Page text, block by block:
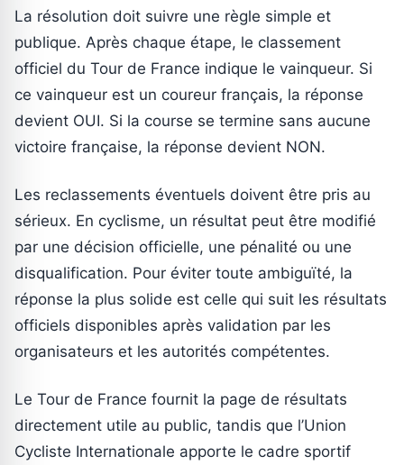
La résolution doit suivre une règle simple et
publique. Après chaque étape, le classement
officiel du Tour de France indique le vainqueur. Si
ce vainqueur est un coureur français, la réponse
devient OUI. Si la course se termine sans aucune
victoire française, la réponse devient NON.
Les reclassements éventuels doivent être pris au
sérieux. En cyclisme, un résultat peut être modifié
par une décision officielle, une pénalité ou une
disqualification. Pour éviter toute ambiguïté, la
réponse la plus solide est celle qui suit les résultats
officiels disponibles après validation par les
organisateurs et les autorités compétentes.
Le Tour de France fournit la page de résultats
directement utile au public, tandis que l’Union
Cycliste Internationale apporte le cadre sportif